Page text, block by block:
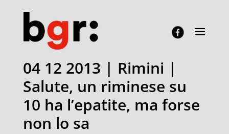
04 12 2013 | Rimini |
Salute, un riminese su
10 ha l’epatite, ma forse
non lo sa